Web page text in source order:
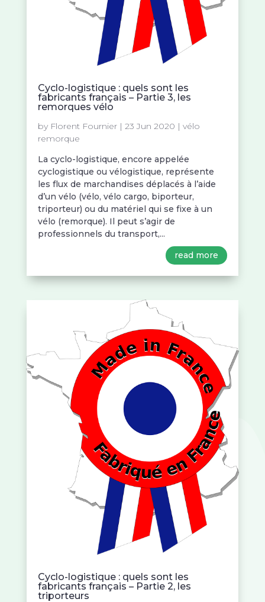
Cyclo-logistique : quels sont les
fabricants français – Partie 3, les
remorques vélo
by Florent Fournier| 23 Jun 2020 | vélo
remorque
La cyclo-logistique, encore appelée
cyclogistique ou vélogistique, représente
les flux de marchandises déplacés à l’aide
d’un vélo (vélo, vélo cargo, biporteur,
triporteur) ou du matériel qui se fixe à un
vélo (remorque). Il peut s’agir de
professionnels du transport,...
read more
Cyclo-logistique : quels sont les
fabricants français – Partie 2, les
triporteurs